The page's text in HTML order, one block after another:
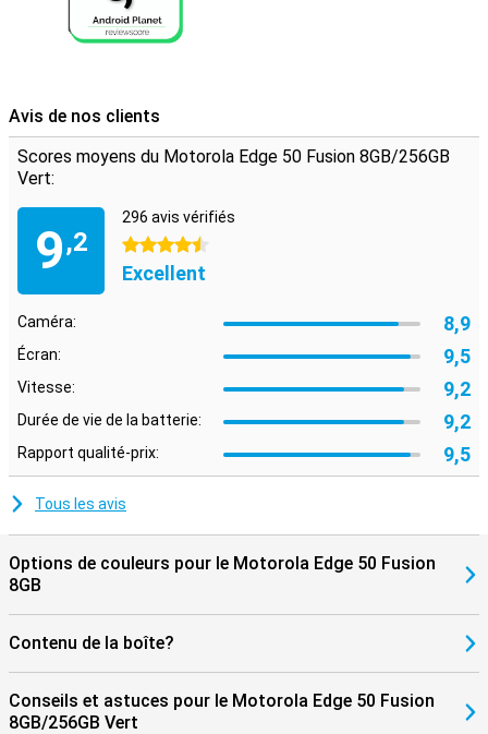
Avis de nos clients
Scores moyens du Motorola Edge 50 Fusion 8GB/256GB
Vert:
9,2
296 avis vérifiés
4.5 étoiles
Excellent
Caméra: 8,9
Écran: 9,5
Vitesse: 9,2
Durée de vie de la batterie: 9,2
Rapport qualité-prix: 9,5
Tous les avis
Options de couleurs pour le Motorola Edge 50 Fusion
8GB
Contenu de la boîte?
Conseils et astuces pour le Motorola Edge 50 Fusion
8GB/256GB Vert